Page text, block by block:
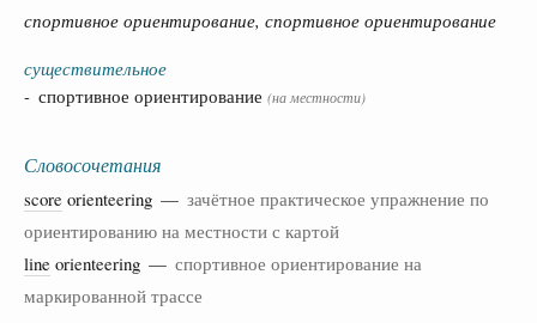
спортивное ориентирование, спортивное ориентирование
существительное
- спортивное ориентирование (на местности)
Словосочетания
score orienteering — зачётное практическое упражнение по
ориентированию на местности с картой
line orienteering — спортивное ориентирование на
маркированной трассе